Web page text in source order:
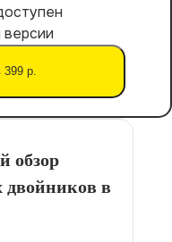
доступен
версии
399 р.
обзор
в